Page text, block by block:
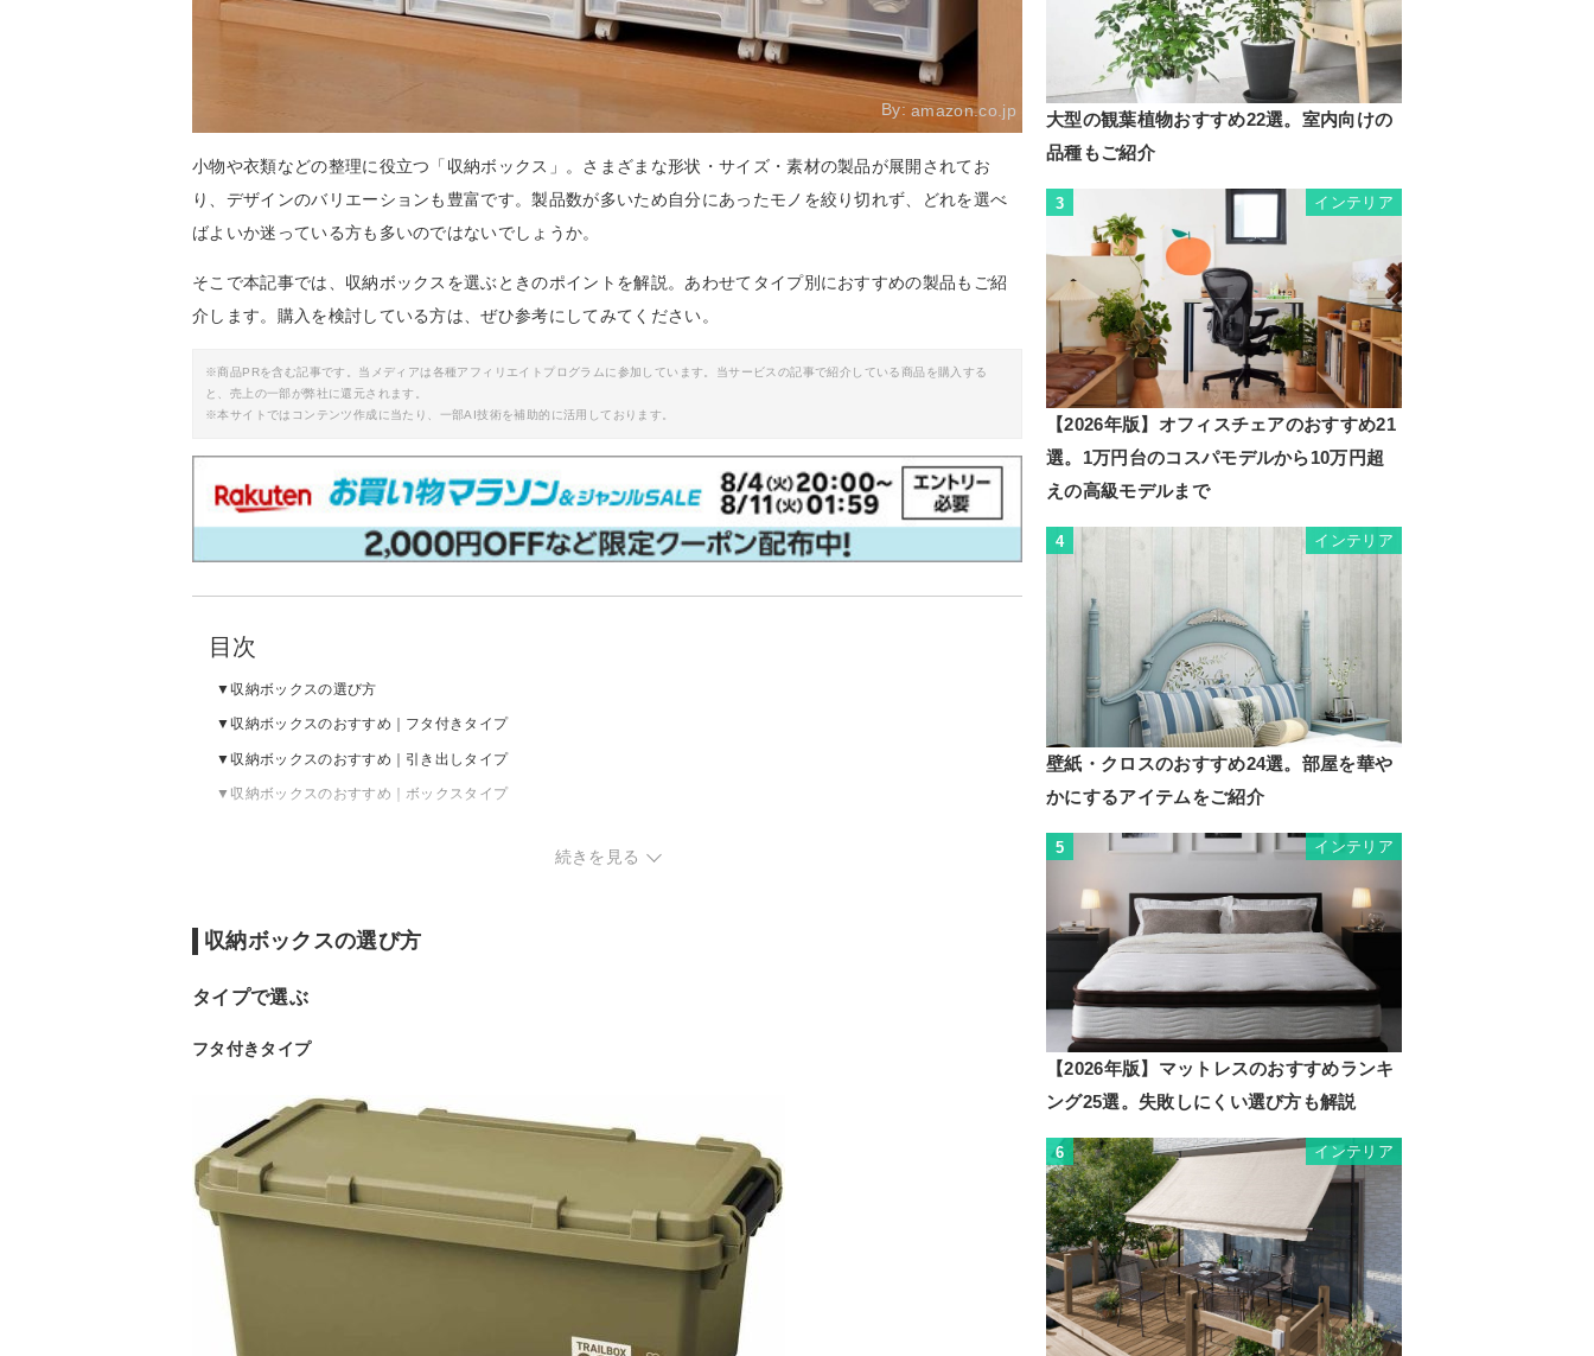
By:amazon.co.jp
小物や衣類などの整理に役立つ「収納ボックス」。さまざまな形状・サイズ・素材の製品が展開されてお
り、デザインのバリエーションも豊富です。製品数が多いため自分にあったモノを絞り切れず、どれを選べ
ばよいか迷っている方も多いのではないでしょうか。
そこで本記事では、収納ボックスを選ぶときのポイントを解説。あわせてタイプ別におすすめの製品もご紹
介します。購入を検討している方は、ぜひ参考にしてみてください。
※商品PRを含む記事です。当メディアは各種アフィリエイトプログラムに参加しています。当サービスの記事で紹介している商品を購入する
と、売上の一部が弊社に還元されます。
※本サイトではコンテンツ作成に当たり、一部AI技術を補助的に活用しております。
目次
収納ボックスの選び方
収納ボックスのおすすめ｜フタ付きタイプ
収納ボックスのおすすめ｜引き出しタイプ
収納ボックスのおすすめ｜ボックスタイプ
続きを見る
収納ボックスの選び方
タイプで選ぶ
フタ付きタイプ
大型の観葉植物おすすめ22選。室内向けの
品種もご紹介
3 インテリア
【2026年版】オフィスチェアのおすすめ21
選。1万円台のコスパモデルから10万円超
えの高級モデルまで
4 インテリア
壁紙・クロスのおすすめ24選。部屋を華や
かにするアイテムをご紹介
5 インテリア
【2026年版】マットレスのおすすめランキ
ング25選。失敗しにくい選び方も解説
6 インテリア